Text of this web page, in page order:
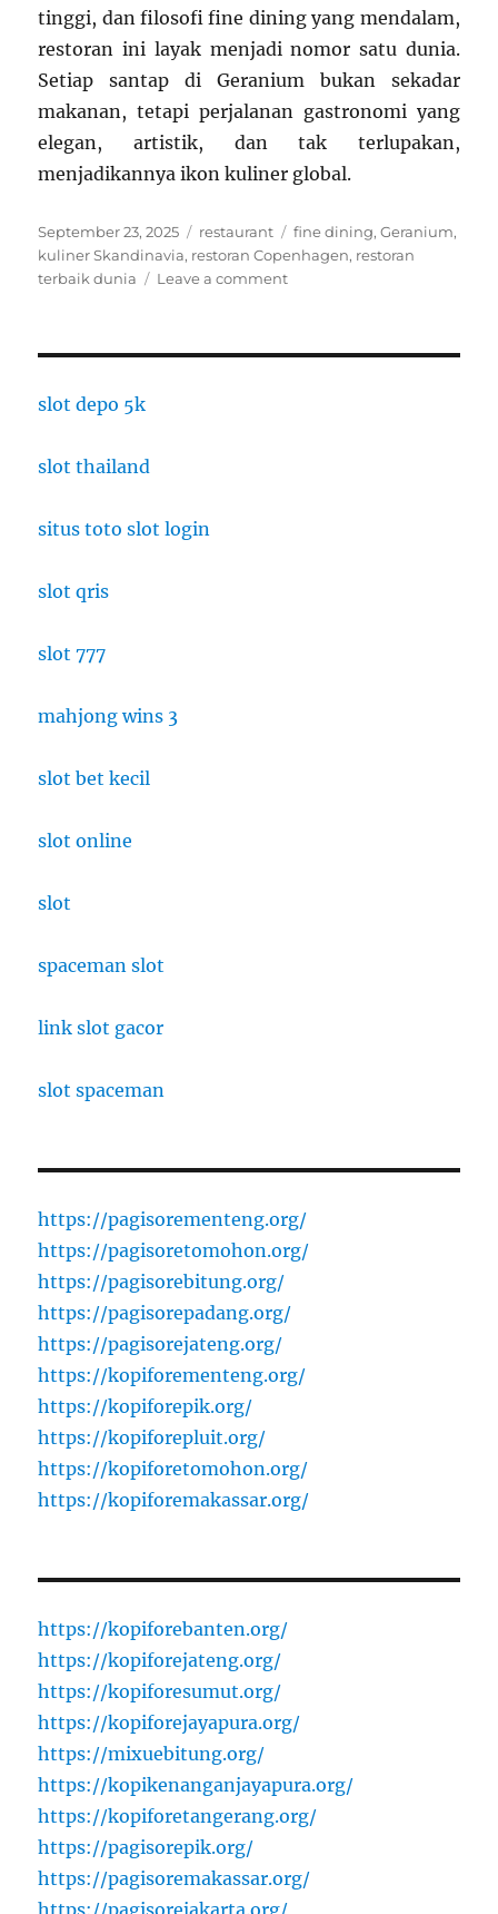
tinggi, dan filosofi fine dining yang mendalam,
restoran ini layak menjadi nomor satu dunia.
Setiap santap di Geranium bukan sekadar
makanan, tetapi perjalanan gastronomi yang
elegan, artistik, dan tak terlupakan,
menjadikannya ikon kuliner global.
Posted
on
September 23, 2025 Categories
restaurant Tags
fine dining,Geranium,
kuliner Skandinavia, restoran Copenhagen, restoran
terbaik dunia
Leave a commenton
slot depo 5k
slot thailand
situs toto slot login
slot qris
slot 777
mahjong wins 3
slot bet kecil
slot online
slot
spaceman slot
link slot gacor
slot spaceman
https://pagisorementeng.org/
https://pagisoretomohon.org/
https://pagisorebitung.org/
https://pagisorepadang.org/
https://pagisorejateng.org/
https://kopiforementeng.org/
https://kopiforepik.org/
https://kopiforepluit.org/
https://kopiforetomohon.org/
https://kopiforemakassar.org/
https://kopiforebanten.org/
https://kopiforejateng.org/
https://kopiforesumut.org/
https://kopiforejayapura.org/
https://mixuebitung.org/
https://kopikenanganjayapura.org/
https://kopiforetangerang.org/
https://pagisorepik.org/
https://pagisoremakassar.org/
https://pagisorejakarta.org/